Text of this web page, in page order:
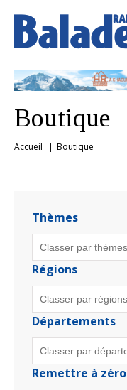
Boutique
Accueil Boutique
Thèmes
Régions
Départements
Remettre à zéro